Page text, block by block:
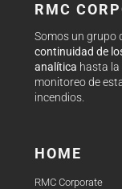
RMC
Somos un grupo
continuidad de
analítica hasta la
monitoreo de
incendios.
HOME
RMC Corporate